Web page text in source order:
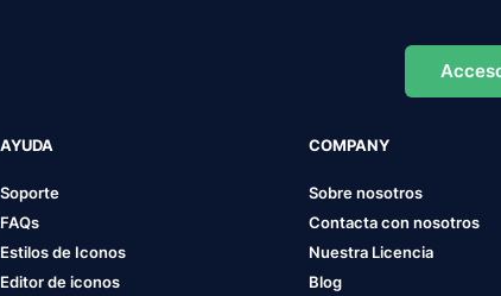
AYUDA
Soporte
FAQs
Estilos de Iconos
Editor de iconos
COMPANY
Sobre nosotros
Contacta con nosotros
Nuestra Licencia
Blog